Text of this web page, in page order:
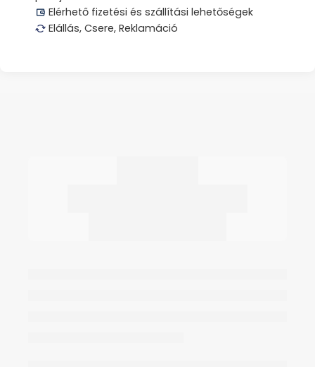
Elérhető fizetési és szállítási lehetőségek
Elállás, Csere, Reklamáció